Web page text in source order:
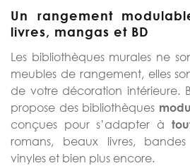
Un rangement
livres, mangas et BD
Les bibliothèques murales ne
meubles de rangement, elles
de votre décoration intérieure.
propose des bibliothèques
conçues pour s’adapter à
romans, beaux livres, bandes
vinyles et bien plus encore.